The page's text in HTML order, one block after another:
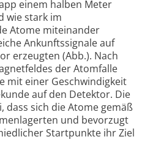
einem halben Meter
wie stark im
Atome miteinander
Ankunftssignale auf
erzeugten (Abb.). Nach
der Atomfalle
mit einer Geschwindigkeit
auf den Detektor. Die
dass sich die Atome gemäß
und bevorzugt
Startpunkte ihr Ziel